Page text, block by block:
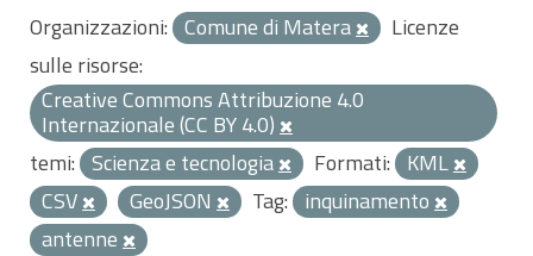
Organizzazioni: Comune di Matera
Licenze
sulle risorse:
Creative Commons Attribuzione 4.0
Internazionale (CC BY 4.0)
temi: Scienza e tecnologia Formati: KML
CSV
GeoJSON Tag: inquinamento
antenne